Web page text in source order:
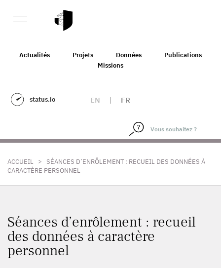
Actualités Projets Données
Publications
Missions
status.io EN | FR
ACCUEIL > SÉANCES D’ENRÔLEMENT : RECUEIL DES DONNÉES À
CARACTÈRE PERSONNEL
Séances d’enrôlement : recueil
des données à caractère
personnel